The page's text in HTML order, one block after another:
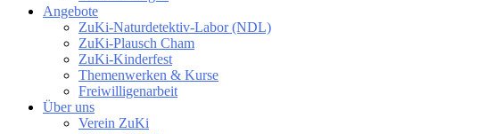
Angebote
ZuKi-Naturdetektiv-Labor (NDL)
ZuKi-Plausch Cham
ZuKi-Kinderfest
Themenwerken & Kurse
Freiwilligenarbeit
Über uns
Verein ZuKi